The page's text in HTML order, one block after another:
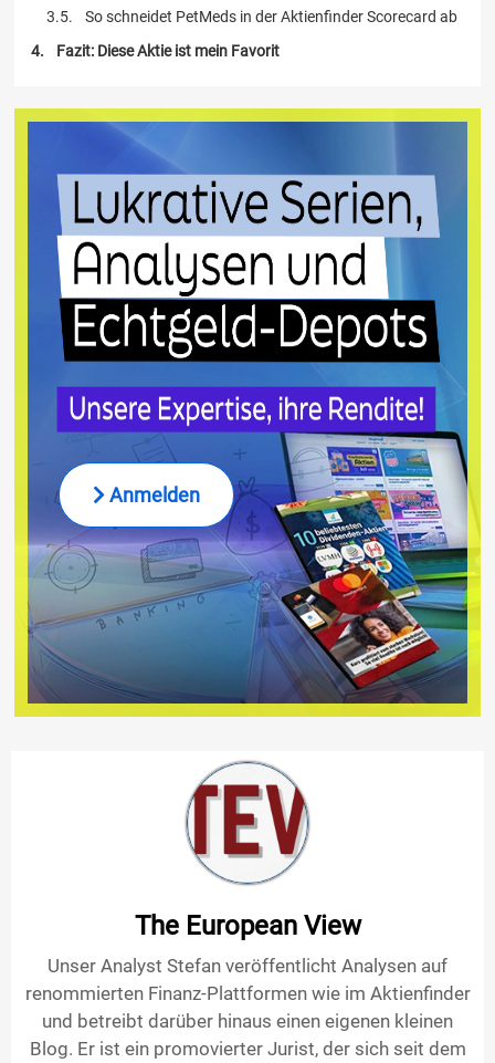
So schneidet PetMeds in der Aktienfinder Scorecard ab
Fazit: Diese Aktie ist mein Favorit
Anmelden
The European View
Unser Analyst Stefan veröffentlicht Analysen auf
renommierten Finanz-Plattformen wie im Aktienfinder
und betreibt darüber hinaus einen eigenen kleinen
Blog. Er ist ein promovierter Jurist, der sich seit dem